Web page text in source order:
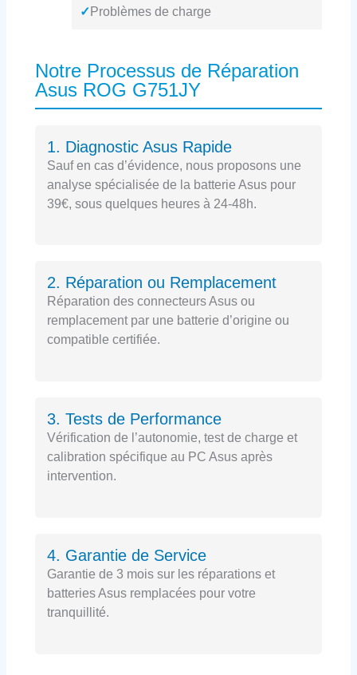
✓ Problèmes de charge
Notre Processus de Réparation
Asus ROG G751JY
1. Diagnostic Asus Rapide
Sauf en cas d’évidence, nous proposons une
analyse spécialisée de la batterie Asus pour
39€, sous quelques heures à 24-48h.
2. Réparation ou Remplacement
Réparation des connecteurs Asus ou
remplacement par une batterie d’origine ou
compatible certifiée.
3. Tests de Performance
Vérification de l’autonomie, test de charge et
calibration spécifique au PC Asus après
intervention.
4. Garantie de Service
Garantie de 3 mois sur les réparations et
batteries Asus remplacées pour votre
tranquillité.